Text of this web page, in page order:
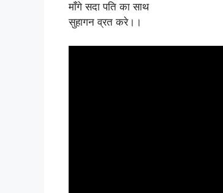
माँगे सदा पति का साथ
सुहागन व्रत करे।।